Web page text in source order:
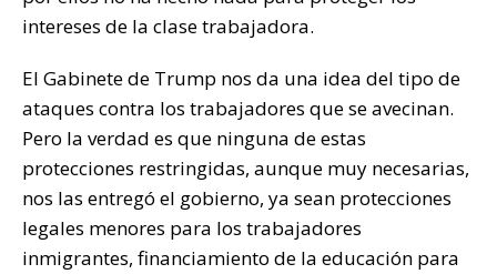
intereses de la clase trabajadora.
El Gabinete de Trump nos da una idea del tipo de
ataques contra los trabajadores que se avecinan.
Pero la verdad es que ninguna de estas
protecciones restringidas, aunque muy necesarias,
nos las entregó el gobierno, ya sean protecciones
legales menores para los trabajadores
inmigrantes, financiamiento de la educación para